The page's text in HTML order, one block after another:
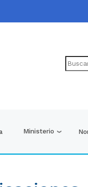
Ministerio